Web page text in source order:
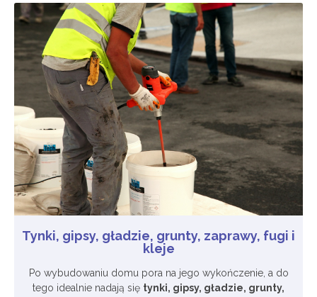
Tynki, gipsy, gładzie, grunty, zaprawy, fugi i
kleje
Po wybudowaniu domu pora na jego wykończenie, a do
tego idealnie nadają się tynki, gipsy, gładzie, grunty,